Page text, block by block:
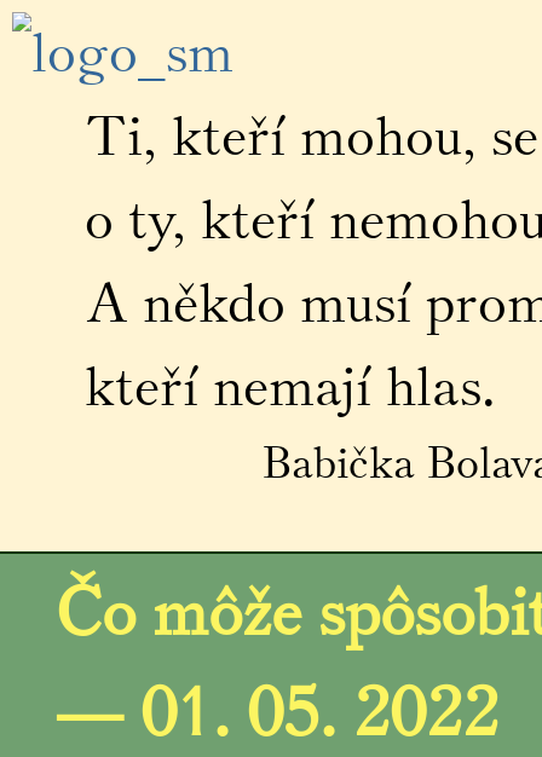
Ti, kteří mohou,
o ty, kteří
A někdo musí
kteří nemají hlas.
Babička
Čo môže
— 01. 05. 2022